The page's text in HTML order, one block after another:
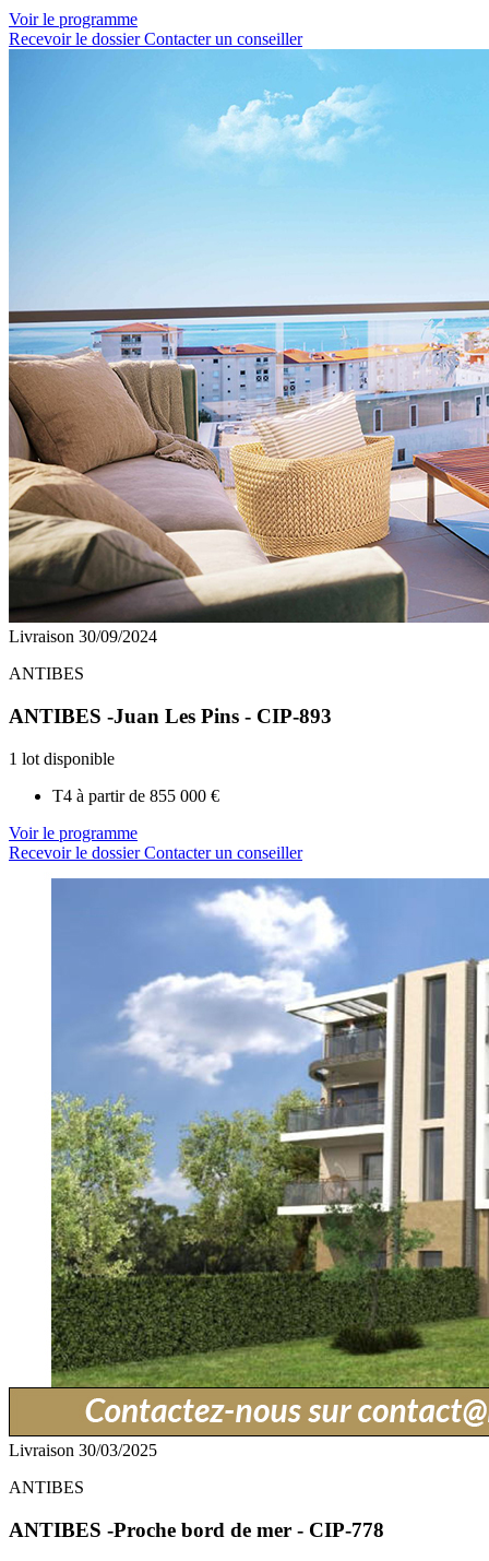
Voir le programme
Recevoir le dossierContacter un conseiller
Livraison 30/09/2024
ANTIBES
ANTIBES -Juan Les Pins - CIP-893
1 lot disponible
T4 à partir de 855 000 €
Voir le programme
Recevoir le dossierContacter un conseiller
Livraison 30/03/2025
ANTIBES
ANTIBES -Proche bord de mer - CIP-778